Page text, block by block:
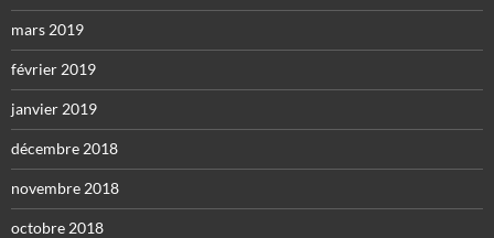
mars 2019
février 2019
janvier 2019
décembre 2018
novembre 2018
octobre 2018